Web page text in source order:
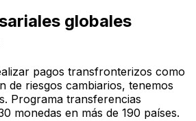
globales
pagos transfronterizos como
de riesgos cambiarios, tenemos
Programa transferencias
monedas en más de 190 países.